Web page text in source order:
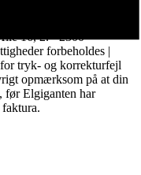
16, 2. - 2300
forbeholdes |
tryk- og korrekturfejl
opmærksom på at din
før Elgiganten har